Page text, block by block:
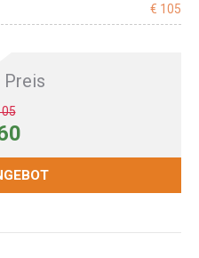
€ 105
Preis